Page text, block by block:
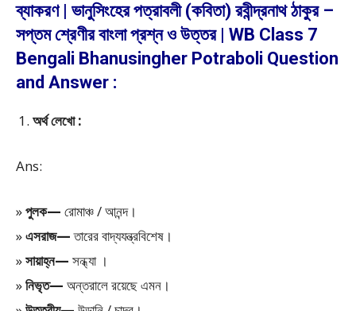
ব্যাকরণ | ভানুসিংহের পত্রাবলী (কবিতা) রবীন্দ্রনাথ ঠাকুর –
সপ্তম শ্রেণীর বাংলা প্রশ্ন ও উত্তর | WB Class 7
Bengali Bhanusingher Potraboli Question
and Answer :
অর্থ লেখো :
Ans:
»পুলক— রোমাঞ্চ / আনন্দ।
»এসরাজ—তারের বাদ্যযন্ত্রবিশেষ।
»সায়াহ্ন— সন্ধ্যা ।
»নিভৃত— অন্তরালে রয়েছে এমন।